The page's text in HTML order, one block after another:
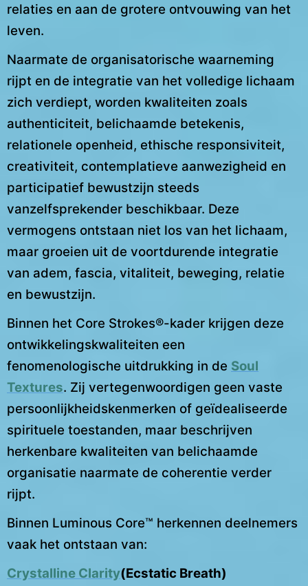
relaties en aan de grotere ontvouwing van het
leven.
Naarmate de organisatorische waarneming
rijpt en de integratie van het volledige lichaam
zich verdiept, worden kwaliteiten zoals
authenticiteit, belichaamde betekenis,
relationele openheid, ethische responsiviteit,
creativiteit, contemplatieve aanwezigheid en
participatief bewustzijn steeds
vanzelfsprekender beschikbaar. Deze
vermogens ontstaan niet los van het lichaam,
maar groeien uit de voortdurende integratie
van adem, fascia, vitaliteit, beweging, relatie
en bewustzijn.
Binnen het Core Strokes®-kader krijgen deze
ontwikkelingskwaliteiten een
fenomenologische uitdrukking in de Soul
Textures. Zij vertegenwoordigen geen vaste
persoonlijkheidskenmerken of geïdealiseerde
spirituele toestanden, maar beschrijven
herkenbare kwaliteiten van belichaamde
organisatie naarmate de coherentie verder
rijpt.
Binnen Luminous Core™ herkennen deelnemers
vaak het ontstaan van:
Crystalline Clarity(Ecstatic Breath)